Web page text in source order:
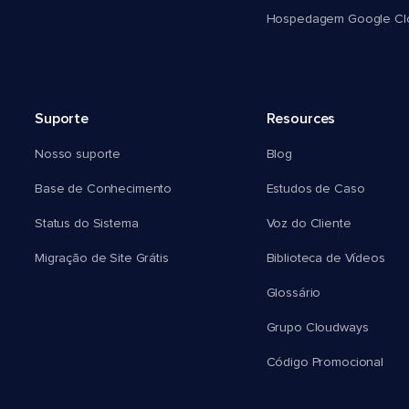
Hospedagem Google
Suporte
Nosso suporte
Base de Conhecimento
Status do Sistema
Migração de Site Grátis
Resources
Blog
Estudos de Caso
Voz do Cliente
Biblioteca de Vídeos
Glossário
Grupo Cloudways
Código Promocional